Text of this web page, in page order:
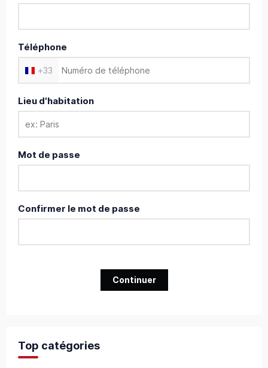
Téléphone
+33
Lieu d'habitation
Mot de passe
Confirmer le mot de passe
Continuer
Top catégories